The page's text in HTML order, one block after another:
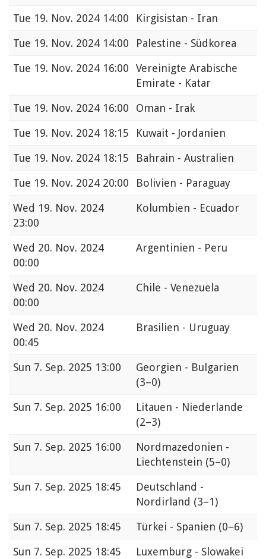
Tue 19. Nov. 2024 14:00
Kirgisistan - Iran
Tue 19. Nov. 2024 14:00
Palestine - Südkorea
Tue 19. Nov. 2024 16:00
Vereinigte Arabische
Emirate - Katar
Tue 19. Nov. 2024 16:00
Oman - Irak
Tue 19. Nov. 2024 18:15
Kuwait - Jordanien
Tue 19. Nov. 2024 18:15
Bahrain - Australien
Tue 19. Nov. 2024 20:00
Bolivien - Paraguay
Wed 19. Nov. 2024
23:00
Kolumbien - Ecuador
Wed 20. Nov. 2024
00:00
Argentinien - Peru
Wed 20. Nov. 2024
00:00
Chile - Venezuela
Wed 20. Nov. 2024
00:45
Brasilien - Uruguay
Sun 7. Sep. 2025 13:00
Georgien - Bulgarien
(3–0)
Sun 7. Sep. 2025 16:00
Litauen - Niederlande
(2–3)
Sun 7. Sep. 2025 16:00
Nordmazedonien -
Liechtenstein (5–0)
Sun 7. Sep. 2025 18:45
Deutschland -
Nordirland (3–1)
Sun 7. Sep. 2025 18:45 Türkei - Spanien (0–6)
Sun 7. Sep. 2025 18:45 Luxemburg - Slowakei